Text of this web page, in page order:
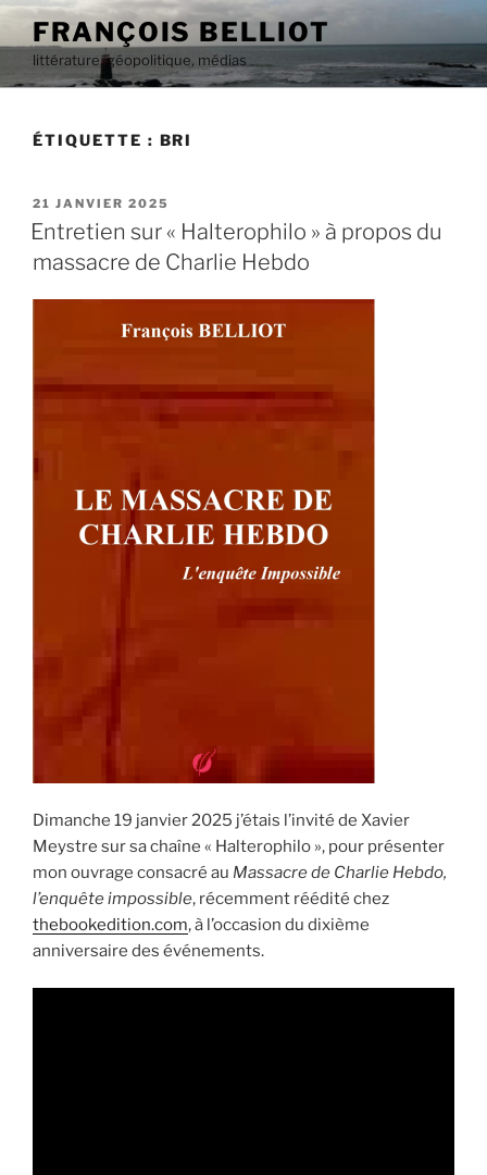
Aller
contenu
principal
FRANÇOIS BELLIOT
littérature, géopolitique, médias
ÉTIQUETTE : BRI
PUBLIÉ
LE
21 JANVIER 2025
Entretien sur « Halterophilo » à propos du
massacre de Charlie Hebdo
Dimanche 19 janvier 2025 j’étais l’invité de Xavier
Meystre sur sa chaîne « Halterophilo », pour présenter
mon ouvrage consacré au Massacre de Charlie Hebdo,
l’enquête impossible, récemment réédité chez
thebookedition.com, à l’occasion du dixième
anniversaire des événements.